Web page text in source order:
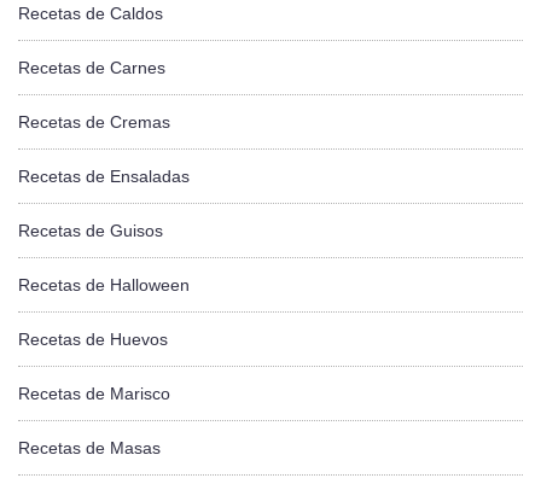
Recetas de Caldos
Recetas de Carnes
Recetas de Cremas
Recetas de Ensaladas
Recetas de Guisos
Recetas de Halloween
Recetas de Huevos
Recetas de Marisco
Recetas de Masas